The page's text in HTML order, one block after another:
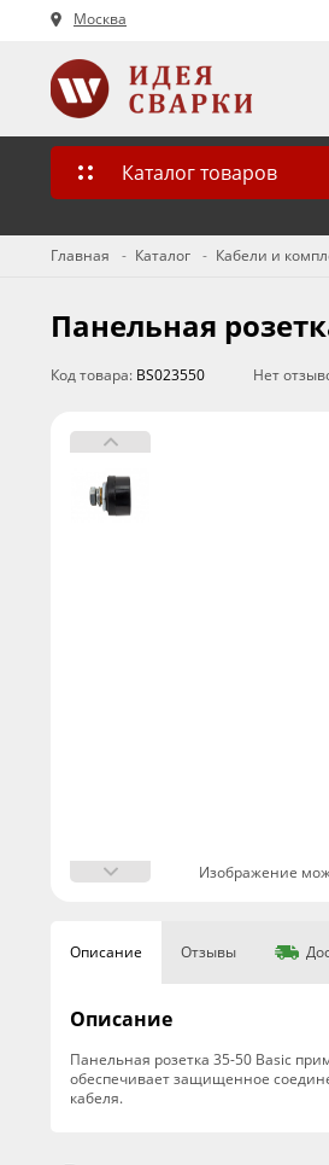
Москва
Каталог товаров
Главная Каталог Кабели и
Панельная
Код товара: BS023550 Нет
Изображение
Описание Отзывы
Описание
Панельная розетка 35-50 Basic
обеспечивает защищенное
кабеля.